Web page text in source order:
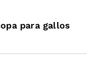
para gallos